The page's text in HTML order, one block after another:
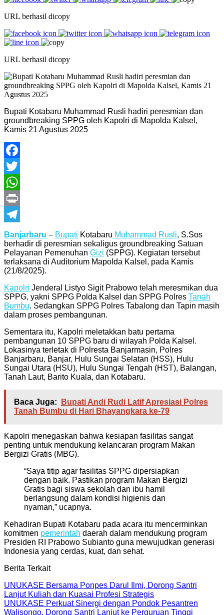
URL berhasil dicopy
URL berhasil dicopy
Bupati Kotabaru Muhammad Rusli hadiri peresmian dan
groundbreaking SPPG oleh Kapolri di Mapolda Kalsel,
Kamis 21 Agustus 2025
Facebook
Twitter
WhatsApp
Print
Telegram
Banjarbaru – Bupati Kotabaru Muhammad Rusli, S.Sos
berhadir di peresmian sekaligus groundbreaking Satuan
Pelayanan Pemenuhan Gizi (SPPG). Kegiatan tersebut
terlaksana di Auditorium Mapolda Kalsel, pada Kamis
(21/8/2025).
Kapolri Jenderal Listyo Sigit Prabowo telah meresmikan dua
SPPG, yakni SPPG Polda Kalsel dan SPPG Polres Tanah
Bumbu. Sedangkan SPPG Polres Tabalong dan Tapin masih
dalam proses pembangunan.
Sementara itu, Kapolri meletakkan batu pertama
pembangunan 10 SPPG baru di wilayah Polda Kalsel.
Lokasinya terletak di Polresta Banjarmasin, Polres
Banjarbaru, Banjar, Hulu Sungai Selatan (HSS), Hulu
Sungai Utara (HSU), Hulu Sungai Tengah (HST), Balangan,
Tanah Laut, Barito Kuala, dan Kotabaru.
Baca Juga:
Bupati Andi Rudi Latif Apresiasi Polres
Tanah Bumbu di Hari Bhayangkara ke-79
Kapolri menegaskan bahwa kesiapan fasilitas sangat
penting untuk mendukung kelancaran program Makan
Bergizi Gratis (MBG).
“Saya titip agar fasilitas SPPG dipersiapkan
dengan baik. Pastikan program Makan Bergizi
Gratis bagi siswa sekolah dan ibu hamil
berlangsung dalam kondisi higienis dan
nyaman,” ucapnya.
Kehadiran Bupati Kotabaru pada acara itu mencerminkan
komitmen pemerintah daerah dalam mendukung program
Presiden RI Prabowo Subianto guna mewujudkan generasi
Indonesia yang cerdas, kuat, dan sehat.
Berita Terkait
UNUKASE Bersama Ponpes Darul Ilmi, Dorong Santri
Lanjut Kuliah dan Kuasai Profesi Strategis
UNUKASE Perkuat Sinergi dengan Pondok Pesantren
Walisongo, Dorong Santri Lanjut ke Perguruan Tinggi